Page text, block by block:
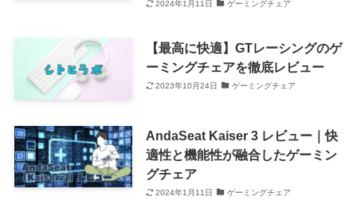
2024年1月11日 ゲーミングチェア
【最高に快適】GTレーシングのゲ
ーミングチェアを徹底レビュー
2023年10月24日 ゲーミングチェア
AndaSeat Kaiser 3 レビュー｜快
適性と機能性が融合したゲーミン
グチェア
2024年1月11日 ゲーミングチェア